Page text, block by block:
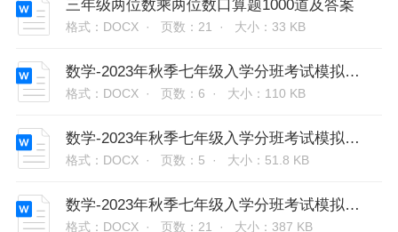
三年级两位数乘两位数口算题1000道及答案
格式：DOCX · 页数：21 · 大小：33 KB
数学-2023年秋季七年级入学分班考试模拟卷（01）（评分标准版）（北师大版）
格式：DOCX · 页数：6 · 大小：110 KB
数学-2023年秋季七年级入学分班考试模拟卷（02）（评分标准版）（北师大版）
格式：DOCX · 页数：5 · 大小：51.8 KB
数学-2023年秋季七年级入学分班考试模拟卷（03）（解析版）（北师大版）
格式：DOCX · 页数：21 · 大小：387 KB